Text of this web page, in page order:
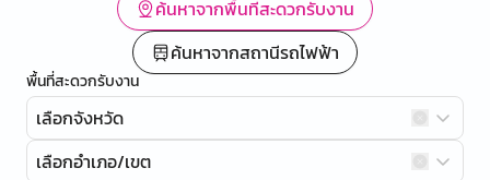
ค้นหาจากพื้นที่สะดวกรับงาน
ค้นหาจากสถานีรถไฟฟ้า
พื้นที่สะดวกรับงาน
เลือกจังหวัด
เลือกอำเภอ/เขต